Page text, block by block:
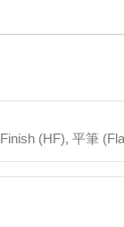
(HF), 平筆